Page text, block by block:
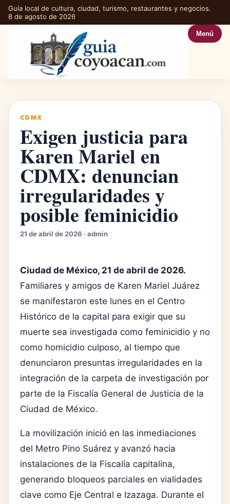
Guía local de cultura, ciudad, turismo, restaurantes y negocios.
8 de agosto de 2026
Menú
CDMX
Exigen justicia para
Karen Mariel en
CDMX: denuncian
irregularidades y
posible feminicidio
21 de abril de 2026 · admin
Ciudad de México, 21 de abril de 2026.
Familiares y amigos de Karen Mariel Juárez
se manifestaron este lunes en el Centro
Histórico de la capital para exigir que su
muerte sea investigada como feminicidio y no
como homicidio culposo, al tiempo que
denunciaron presuntas irregularidades en la
integración de la carpeta de investigación por
parte de la Fiscalía General de Justicia de la
Ciudad de México.
La movilización inició en las inmediaciones
del Metro Pino Suárez y avanzó hacia
instalaciones de la Fiscalía capitalina,
generando bloqueos parciales en vialidades
clave como Eje Central e Izazaga. Durante el